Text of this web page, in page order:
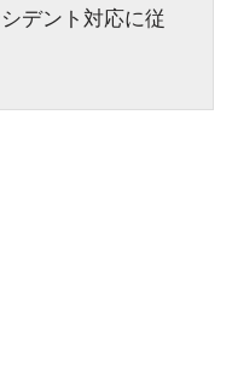
デント対応に従